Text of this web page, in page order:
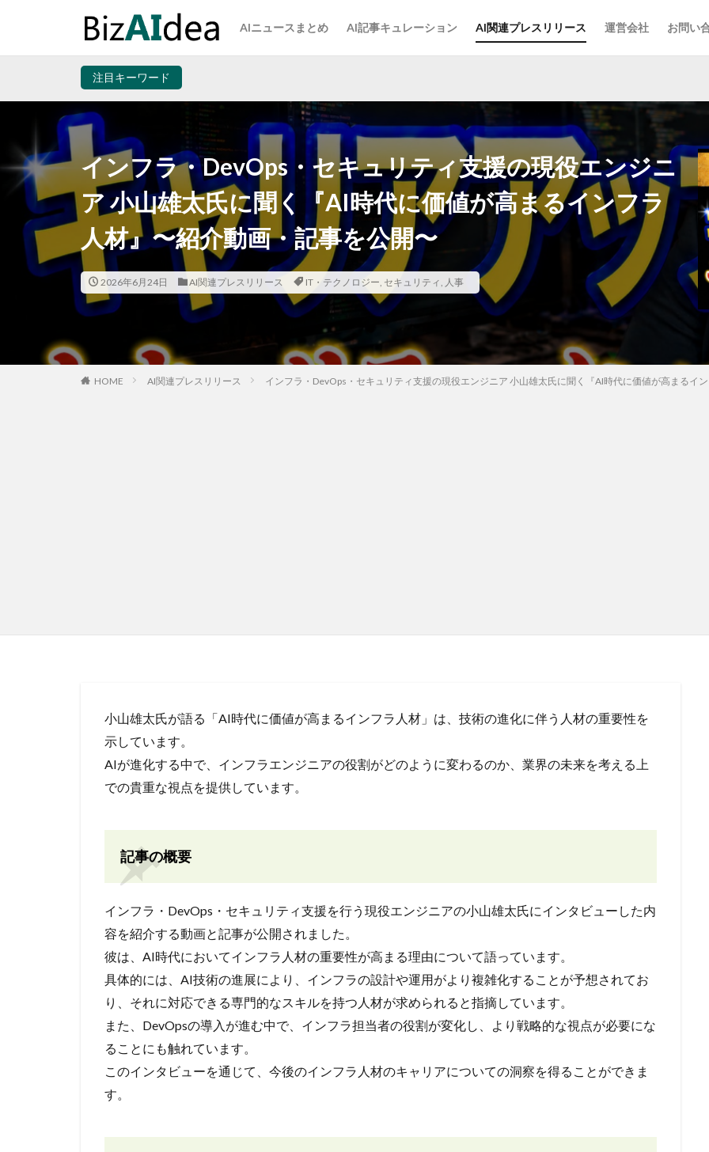
AIニュースまとめ AI記事キュレーション AI関連プレスリリース 運営会社 お問い
注目キーワード
インフラ・DevOps・セキュリティ支援の現役エンジニ
ア 小山雄太氏に聞く『AI時代に価値が高まるインフラ
人材』〜紹介動画・記事を公開〜
2026年6月24日 AI関連プレスリリース IT・テクノロジー, セキュリティ, 人事
HOME AI関連プレスリリース インフラ・DevOps・セキュリティ支援の現役エンジニア 小山雄太氏に聞く『AI時代に価値が高まるイ
小山雄太氏が語る「AI時代に価値が高まるインフラ人材」は、技術の進化に伴う人材の重要性を
示しています。
AIが進化する中で、インフラエンジニアの役割がどのように変わるのか、業界の未来を考える上
での貴重な視点を提供しています。
記事の概要
インフラ・DevOps・セキュリティ支援を行う現役エンジニアの小山雄太氏にインタビューした内
容を紹介する動画と記事が公開されました。
彼は、AI時代においてインフラ人材の重要性が高まる理由について語っています。
具体的には、AI技術の進展により、インフラの設計や運用がより複雑化することが予想されてお
り、それに対応できる専門的なスキルを持つ人材が求められると指摘しています。
また、DevOpsの導入が進む中で、インフラ担当者の役割が変化し、より戦略的な視点が必要にな
ることにも触れています。
このインタビューを通じて、今後のインフラ人材のキャリアについての洞察を得ることができま
す。